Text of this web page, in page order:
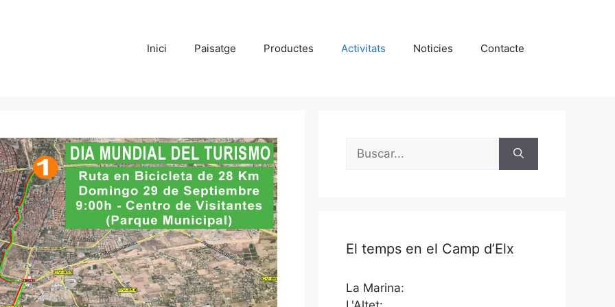
Inici Paisatge Productes Activitats Noticies Contacte
Buscar:
El temps en el Camp d’Elx
La Marina: